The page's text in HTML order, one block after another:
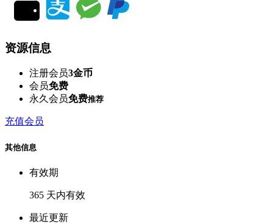
资源信息
注册会员3金币
会员免费
永久会员免费推荐
充值会员
其他信息
有效期
365 天内有效
最近更新